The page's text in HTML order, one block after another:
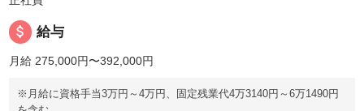
attach_money 給与
月給 275,000円〜392,000円
※月給に資格手当3万円～4万円、固定残業代4万3140円～6万1490円